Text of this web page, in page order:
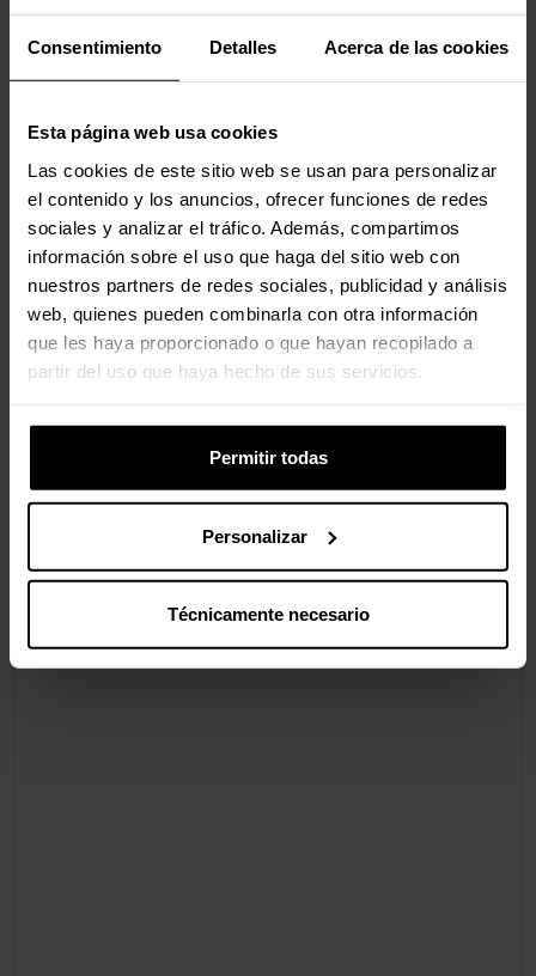
Consentimiento Detalles Acerca de las cookies
Esta página web usa cookies
Las cookies de este sitio web se usan para personalizar
el contenido y los anuncios, ofrecer funciones de redes
sociales y analizar el tráfico. Además, compartimos
información sobre el uso que haga del sitio web con
nuestros partners de redes sociales, publicidad y análisis
web, quienes pueden combinarla con otra información
que les haya proporcionado o que hayan recopilado a
partir del uso que haya hecho de sus servicios.
Permitir todas
Personalizar
Técnicamente necesario
Acero
Peso y dimensiones
Empaquetado
Ancho del paquete 405 mm
Profundidad del paquete 292 mm
Altura del paquete 121 mm